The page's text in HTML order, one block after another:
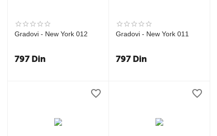
Gradovi - New York 012
797 Din
Gradovi - New York 011
797 Din